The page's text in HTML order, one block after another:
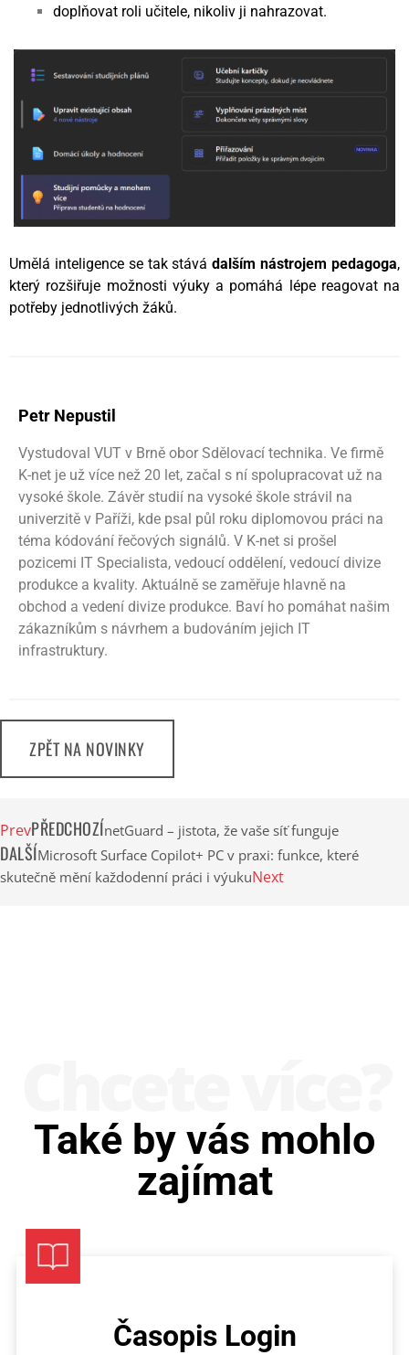
doplňovat roli učitele, nikoliv ji nahrazovat.
Umělá inteligence se tak stávádalším nástrojem pedagoga,
který rozšiřuje možnosti výuky a pomáhá lépe reagovat na
potřeby jednotlivých žáků.
Petr Nepustil
Vystudoval VUT v Brně obor Sdělovací technika. Ve firmě
K-net je už více než 20 let, začal s ní spolupracovat už na
vysoké škole. Závěr studií na vysoké škole strávil na
univerzitě v Paříži, kde psal půl roku diplomovou práci na
téma kódování řečových signálů. V K-net si prošel
pozicemi IT Specialista, vedoucí oddělení, vedoucí divize
produkce a kvality. Aktuálně se zaměřuje hlavně na
obchod a vedení divize produkce. Baví ho pomáhat našim
zákazníkům s návrhem a budováním jejich IT
infrastruktury.
ZPĚT NA NOVINKY
PrevPŘEDCHOZÍnetGuard – jistota, že vaše síť funguje
DALŠÍMicrosoft Surface Copilot+ PC v praxi: funkce, které
skutečně mění každodenní práci i výukuNext
Také by vás mohlo
zajímat
Časopis Login